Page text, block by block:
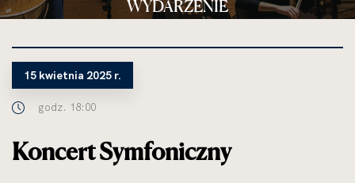
WYDARZENIE
15 kwietnia 2025 r.
godz. 18:00
Koncert Symfoniczny